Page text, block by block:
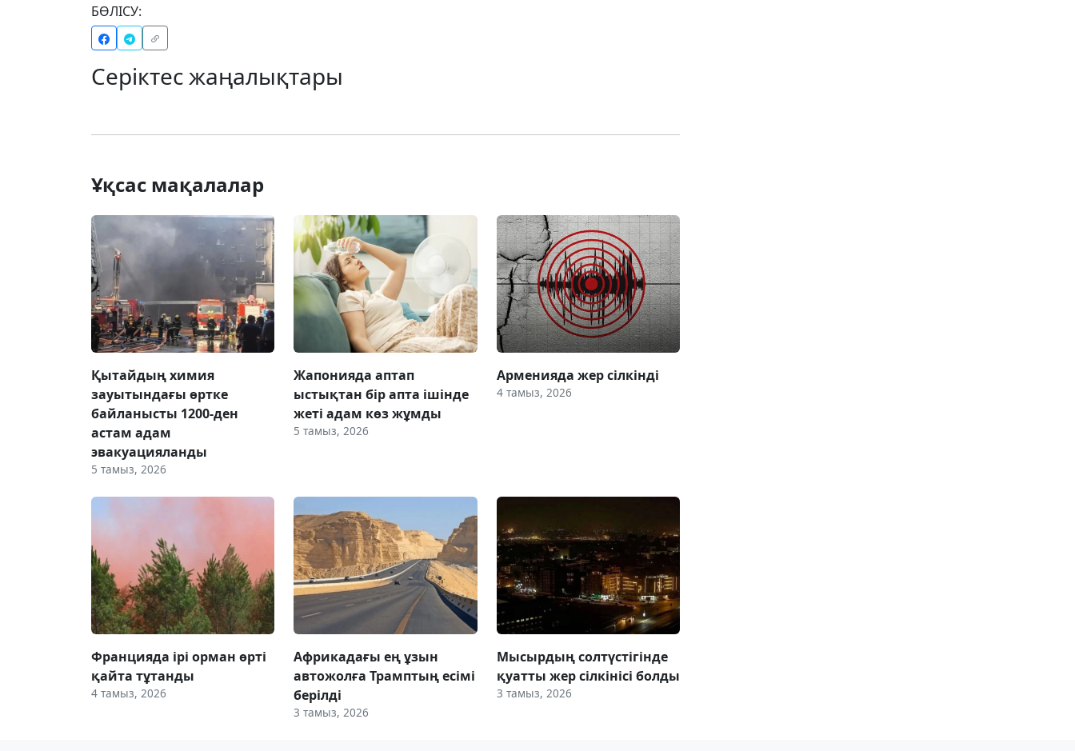
БӨЛІСУ:
Серіктес жаңалықтары
Ұқсас мақалалар
Қытайдың химия
зауытындағы өртке
байланысты 1200-ден
астам адам
эвакуацияланды
5 тамыз, 2026
Жапонияда аптап
ыстықтан бір апта ішінде
жеті адам көз жұмды
5 тамыз, 2026
Арменияда жер сілкінді
4 тамыз, 2026
Францияда ірі орман өрті
қайта тұтанды
4 тамыз, 2026
Африкадағы ең ұзын
автожолға Трамптың есімі
берілді
3 тамыз, 2026
Мысырдың солтүстігінде
қуатты жер сілкінісі болды
3 тамыз, 2026